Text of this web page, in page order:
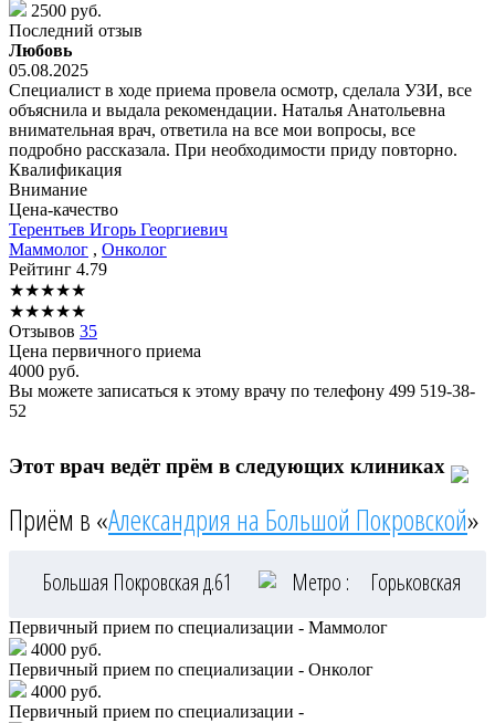
2500 руб.
Последний отзыв
Любовь
05.08.2025
Специалист в ходе приема провела осмотр, сделала УЗИ, все
объяснила и выдала рекомендации. Наталья Анатольевна
внимательная врач, ответила на все мои вопросы, все
подробно рассказала. При необходимости приду повторно.
Квалификация
Внимание
Цена-качество
Терентьев Игорь Георгиевич
Маммолог , Онколог
Рейтинг 4.79
★★★★★
★★★★★
Отзывов 35
Цена первичного приема
4000 руб.
Вы можете записаться к этому врачу по телефону 499 519-38-
52
Этот врач ведёт прём в следующих клиниках
Приём в «Александрия на Большой Покровской»
Большая Покровская д.61 Метро : Горьковская
Первичный прием по специализации - Маммолог
4000 руб.
Первичный прием по специализации - Онколог
4000 руб.
Первичный прием по специализации -